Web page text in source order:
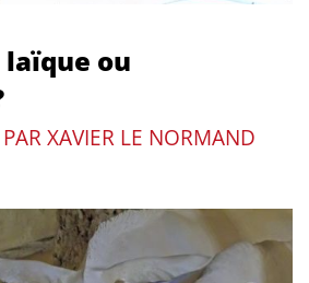
ou
PARXAVIER LE NORMAND